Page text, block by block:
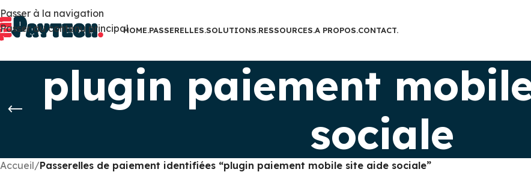
Passer à la navigation
Passer au contenu principalHOME.PASSERELLES.SOLUTIONS.RESSOURCES.A PROPOS.CONTACT.
plugin paiement
sociale
Accueil/Passerelles de paiement identifiées “plugin paiement mobile site aide sociale”